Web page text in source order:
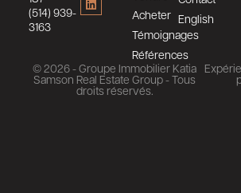
(514) 939-
3163
Acheter
Témoignages
Références
English
© 2026 - Groupe Immobilier Katia
Samson Real Estate Group - Tous
droits réservés.